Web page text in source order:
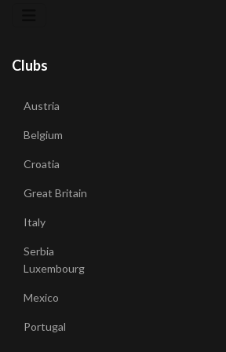
Clubs
Austria
Belgium
Croatia
Great Britain
Italy
Serbia
Luxembourg
Mexico
Portugal